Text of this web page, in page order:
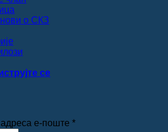
о СКЗ
се
е-поште *Обавезно